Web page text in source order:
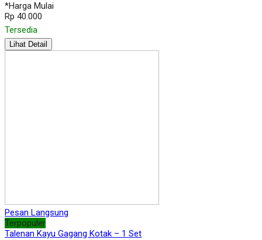
*Harga Mulai
Rp 40.000
Tersedia
Lihat Detail
Pesan Langsung
Terpopuler
Talenan Kayu Gagang Kotak – 1 Set